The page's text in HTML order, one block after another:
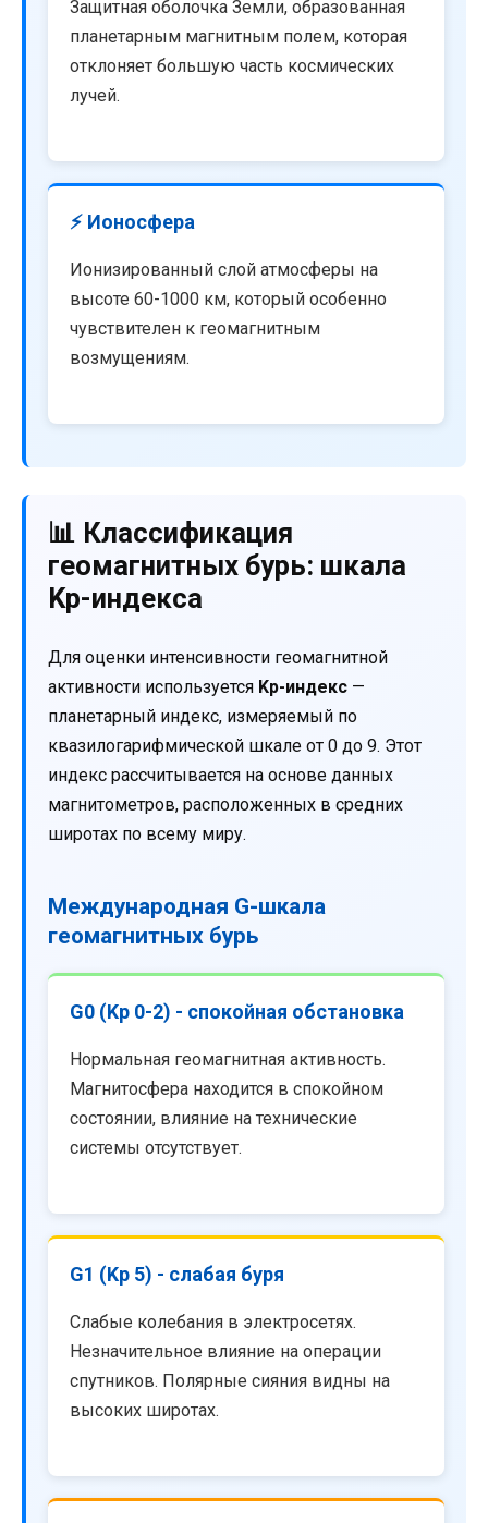
Защитная оболочка Земли, образованная
планетарным магнитным полем, которая
отклоняет большую часть космических
лучей.
⚡ Ионосфера
Ионизированный слой атмосферы на
высоте 60-1000 км, который особенно
чувствителен к геомагнитным
возмущениям.
📊 Классификация
геомагнитных бурь: шкала
Kp-индекса
Для оценки интенсивности геомагнитной
активности используется Kp-индекс —
планетарный индекс, измеряемый по
квазилогарифмической шкале от 0 до 9. Этот
индекс рассчитывается на основе данных
магнитометров, расположенных в средних
широтах по всему миру.
Международная G-шкала
геомагнитных бурь
G0 (Kp 0-2) - спокойная обстановка
Нормальная геомагнитная активность.
Магнитосфера находится в спокойном
состоянии, влияние на технические
системы отсутствует.
G1 (Kp 5) - слабая буря
Слабые колебания в электросетях.
Незначительное влияние на операции
спутников. Полярные сияния видны на
высоких широтах.